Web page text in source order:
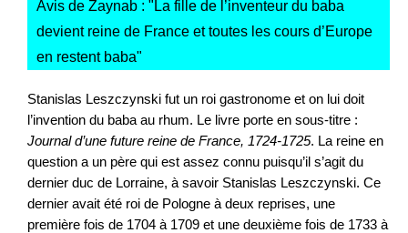
Avis de Zaynab : " La fille de l’inventeur du baba
devient reine de France et toutes les cours d’Europe
en restent baba"
Stanislas Leszczynski fut un roi gastronome et on lui doit
l’invention du baba au rhum. Le livre porte en sous-titre :
Journal d’une future reine de France, 1724-1725. La reine en
question a un père qui est assez connu puisqu’il s’agit du
dernier duc de Lorraine, à savoir Stanislas Leszczynski. Ce
dernier avait été roi de Pologne à deux reprises, une
première fois de 1704 à 1709 et une deuxième fois de 1733 à